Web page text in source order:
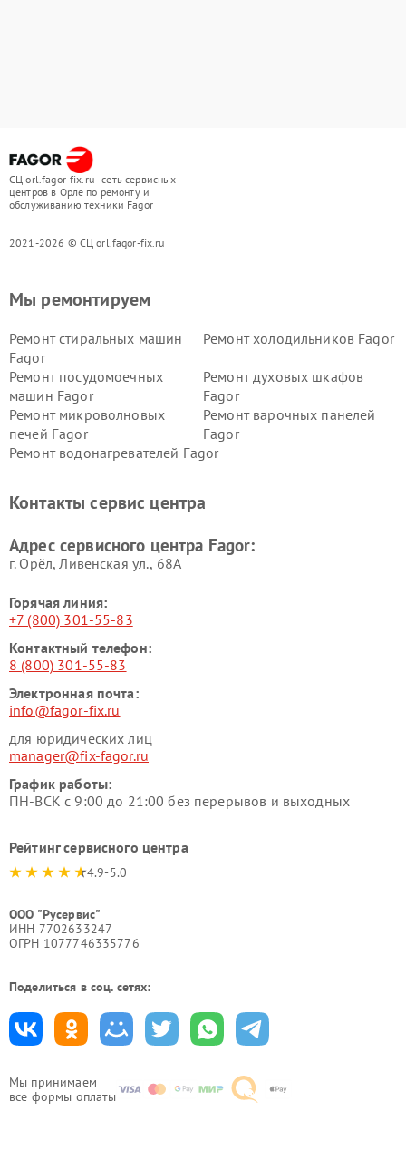
СЦ orl.fagor-fix.ru - сеть сервисных
центров в Орле по ремонту и
обслуживанию техники Fagor
2021-2026 © СЦ orl.fagor-fix.ru
Мы принимаем
все формы оплаты
Мы ремонтируем
Ремонт стиральных машин
Fagor
Ремонт холодильников Fagor
Ремонт посудомоечных
машин Fagor
Ремонт духовых шкафов
Fagor
Ремонт микроволновых
печей Fagor
Ремонт варочных панелей
Fagor
Ремонт водонагревателей Fagor
Контакты сервис центра
Адрес сервисного центра Fagor:
г. Орёл, Ливенская ул., 68А
Горячая линия:
+7 (800) 301-55-83
Контактный телефон:
8 (800) 301-55-83
Электронная почта:
info@fagor-fix.ru
для юридических лиц
manager@fix-fagor.ru
График работы:
ПН-ВСК с 9:00 до 21:00 без перерывов и выходных
Рейтинг сервисного центра
4.9-5.0
ООО "Русервис"
ИНН 7702633247
ОГРН 1077746335776
Поделиться в соц. сетях: